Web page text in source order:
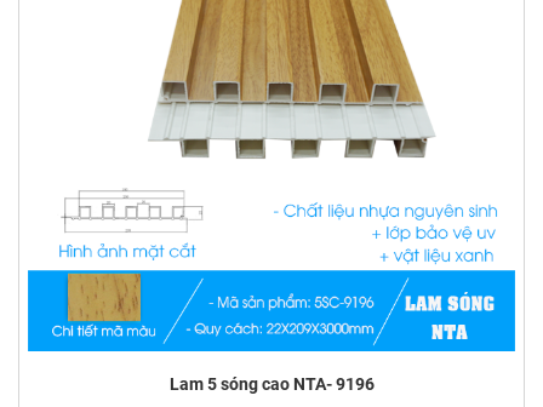
Lam 5 sóng cao NTA- 9196